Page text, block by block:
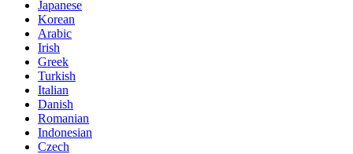
Japanese
Korean
Arabic
Irish
Greek
Turkish
Italian
Danish
Romanian
Indonesian
Czech